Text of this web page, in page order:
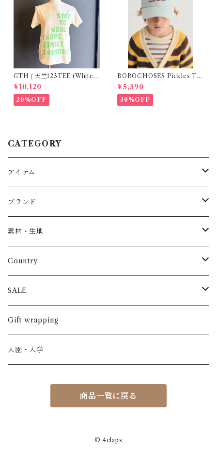
GTH / 天竺123TEE (White)
/ Size 1
¥10,120
20%OFF
BOBOCHOSES Pickles Th
e dog denim cap / 52,54
¥5,390
30%OFF
CATEGORY
アイテム
Baby
トップス
長袖
半袖
パンツ
長ズボン
半ズボン
スカート
ワンピース
カーディガン / 羽織もの
ブランド
AS WE GROW
ARCH&LINE
BABE & TESS
BOBOCHOSES
BONHEUR DU JOUR
素材・生地
コットン 100%
リネン( 麻 )
ウール
アルパカ
Country
France / フランス
Italy / イタリア
NY / ニューヨーク
Spain / スペイン
SALE
男の子
女の子
くつ・帽子・Bag
Gift wrapping
入園・入学
商品一覧に戻る
© 4claps